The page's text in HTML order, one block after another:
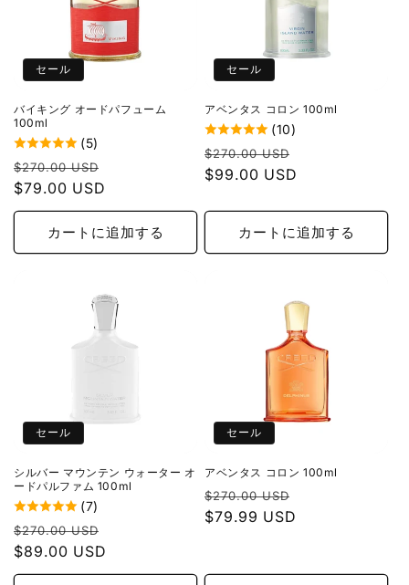
セール
バイキング オードパフューム
100ml
(5)
通
常
価
$270.00 USD
ル
価
格
$79.00 USD
カートに追加する
セール
アベンタス コロン 100ml
(10)
通
常
格
$270.00 USD
格
$99.00 USD
カートに追加する
セール
シルバー マウンテン ウォーター オ
ードパルファム 100ml
(7)
通
常
価
$270.00 USD
ル
$89.00 USD
セール
アベンタス コロン 100ml
通
常
$270.00 USD
$79.99 USD